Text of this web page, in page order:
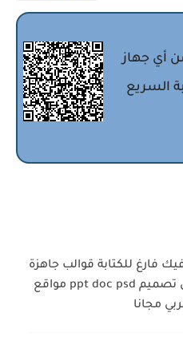
أي جهاز
السريع
فارغ للكتابة قوالب جاهزة
للتعديل تصميم ppt doc psd مواقع
مجانا